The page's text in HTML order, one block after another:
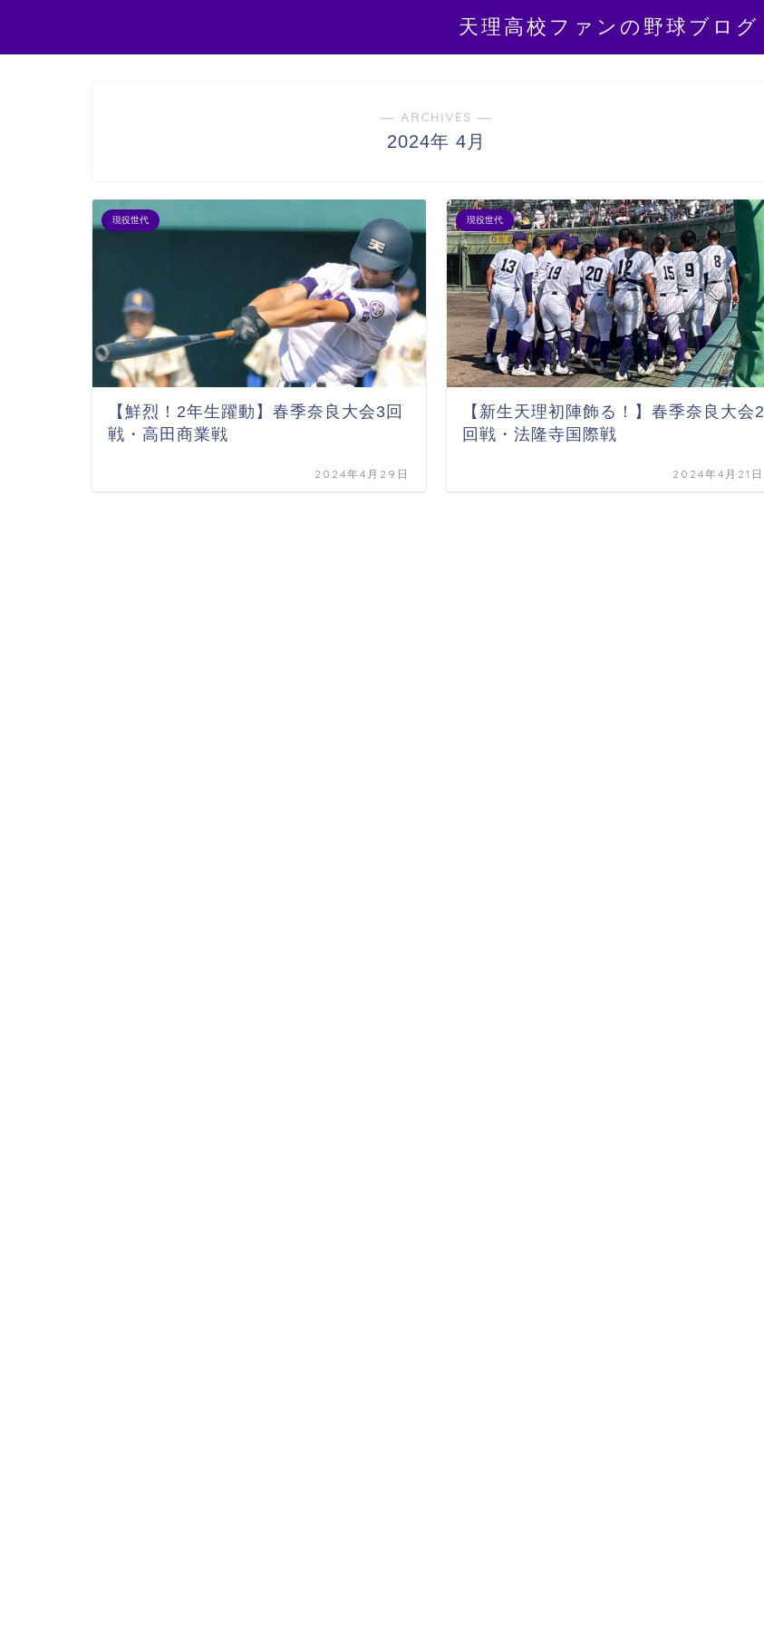
天理高校ファンの野球ブログ
― ARCHIVES ―
2024年 4月
現役世代
【鮮烈！2年生躍動】春季奈良大会3回
戦・高田商業戦
2024年4月29日
現役世代
【新生天理初陣飾る！】春季奈良大会2
回戦・法隆寺国際戦
2024年4月21日